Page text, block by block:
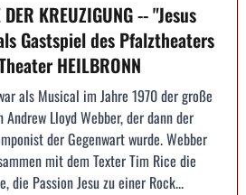
DER KREUZIGUNG -- "Jesus
Gastspiel des Pfalztheaters
HEILBRONN
als Musical im Jahre 1970 der große
Lloyd Webber, der dann der
der Gegenwart wurde. Webber
mit dem Texter Tim Rice die
die Passion Jesu zu einer Rock...